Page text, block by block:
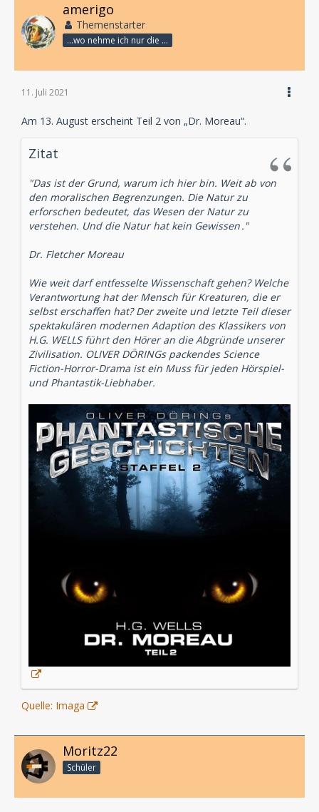
amerigo
Themenstarter
...wo nehme ich nur die Zeit her, so vieles nicht zu hören?
11. Juli 2021
Am 13. August erscheint Teil 2 von „Dr. Moreau“.
Zitat
"Das ist der Grund, warum ich hier bin. Weit ab von
den moralischen Begrenzungen. Die Natur zu
erforschen bedeutet, das Wesen der Natur zu
verstehen. Und die Natur hat kein Gewissen."
Dr. Fletcher Moreau
Wie weit darf entfesselte Wissenschaft gehen? Welche
Verantwortung hat der Mensch für Kreaturen, die er
selbst erschaffen hat? Der zweite und letzte Teil dieser
spektakulären modernen Adaption des Klassikers von
H.G. WELLS führt den Hörer an die Abgründe unserer
Zivilisation. OLIVER DÖRINGs packendes Science
Fiction-Horror-Drama ist ein Muss für jeden Hörspiel-
und Phantastik-Liebhaber.
Quelle: Imaga
Moritz22
Schüler